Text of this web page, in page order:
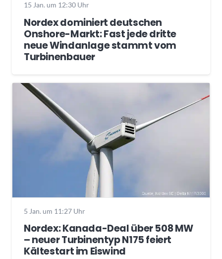
15 Jan. um 12:30 Uhr
Nordex dominiert deutschen
Onshore-Markt: Fast jede dritte
neue Windanlage stammt vom
Turbinenbauer
5 Jan. um 11:27 Uhr
Nordex: Kanada-Deal über 508 MW
– neuer Turbinentyp N175 feiert
Kältestart im Eiswind